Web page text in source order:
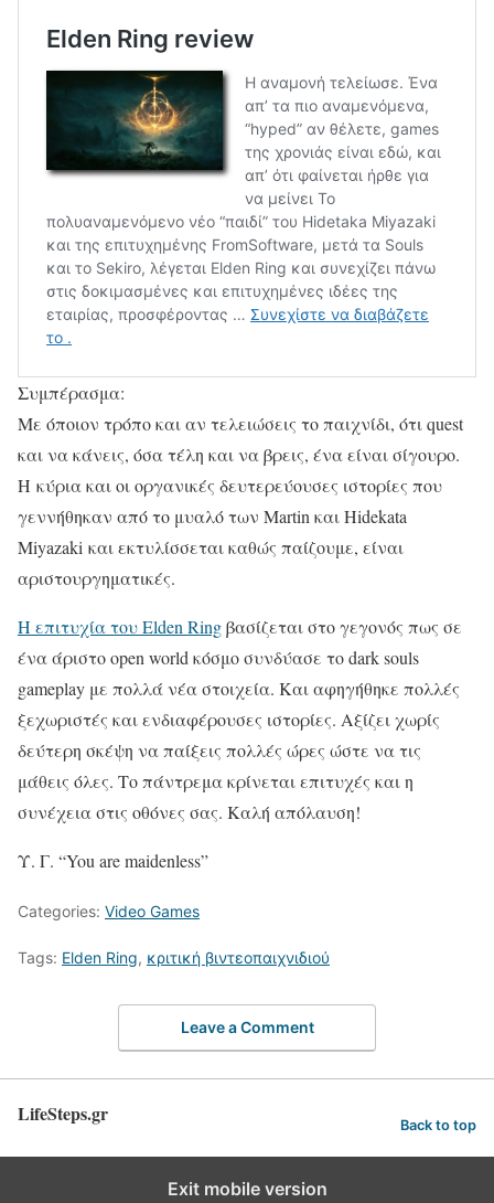
Συμπέρασμα:
Με όποιον τρόπο και αν τελειώσεις το παιχνίδι, ότι quest
και να κάνεις, όσα τέλη και να βρεις, ένα είναι σίγουρο.
Η κύρια και οι οργανικές δευτερεύουσες ιστορίες που
γεννήθηκαν από το μυαλό των Martin και Hidekata
Miyazaki και εκτυλίσσεται καθώς παίζουμε, είναι
αριστουργηματικές.
Η επιτυχία του Elden Ringβασίζεται στο γεγονός πως σε
ένα άριστο open world κόσμο συνδύασε το dark souls
gameplay με πολλά νέα στοιχεία. Και αφηγήθηκε πολλές
ξεχωριστές και ενδιαφέρουσες ιστορίες. Αξίζει χωρίς
δεύτερη σκέψη να παίξεις πολλές ώρες ώστε να τις
μάθεις όλες. Το πάντρεμα κρίνεται επιτυχές και η
συνέχεια στις οθόνες σας. Καλή απόλαυση!
Υ. Γ. “You are maidenless”
Categories: Video Games
Tags: Elden Ring, κριτική βιντεοπαιχνιδιού
Leave a Comment
LifeSteps.gr Back to top
Exit mobile version